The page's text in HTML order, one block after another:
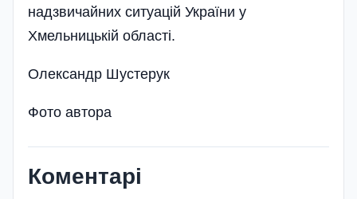
надзвичайних ситуацій України у
Хмельницькій області.
Олександр Шустерук
Фото автора
Коментарі